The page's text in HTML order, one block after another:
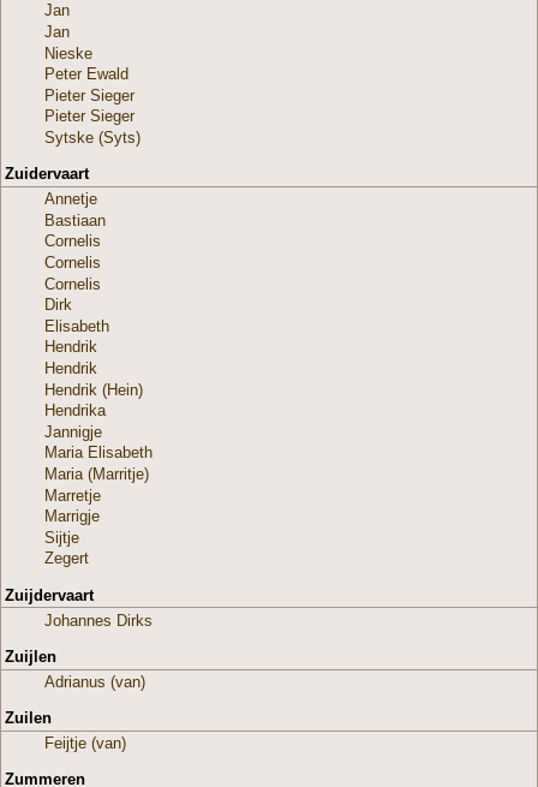
Jan
Jan
Nieske
Peter Ewald
Pieter Sieger
Pieter Sieger
Sytske (Syts)
Zuidervaart
Annetje
Bastiaan
Cornelis
Cornelis
Cornelis
Dirk
Elisabeth
Hendrik
Hendrik
Hendrik (Hein)
Hendrika
Jannigje
Maria Elisabeth
Maria (Marritje)
Marretje
Marrigje
Sijtje
Zegert
Zuijdervaart
Johannes Dirks
Zuijlen
Adrianus (van)
Zuilen
Feijtje (van)
Zummeren